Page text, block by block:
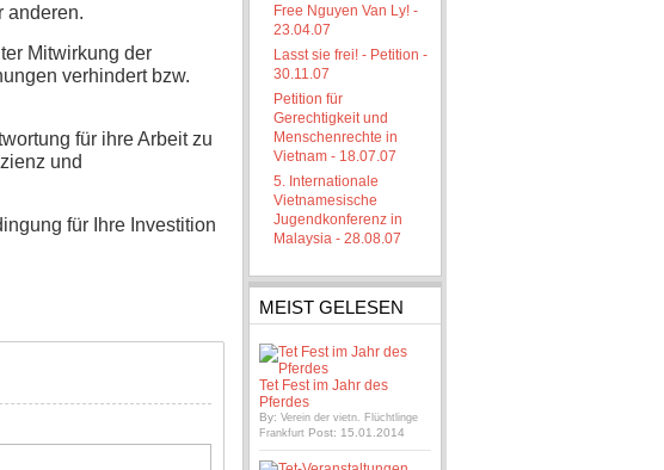
anderen.
Mitwirkung der
verhindert bzw.
für ihre Arbeit zu
und
für Ihre Investition
Free Nguyen Van Ly! -
23.04.07
Lasst sie frei! - Petition -
30.11.07
Petition für
Gerechtigkeit und
Menschenrechte in
Vietnam - 18.07.07
5. Internationale
Vietnamesische
Jugendkonferenz in
Malaysia - 28.08.07
MEIST GELESEN
Tet Fest im Jahr des
Pferdes
By:Verein der vietn. Flüchtlinge
Frankfurt Post: 15.01.2014